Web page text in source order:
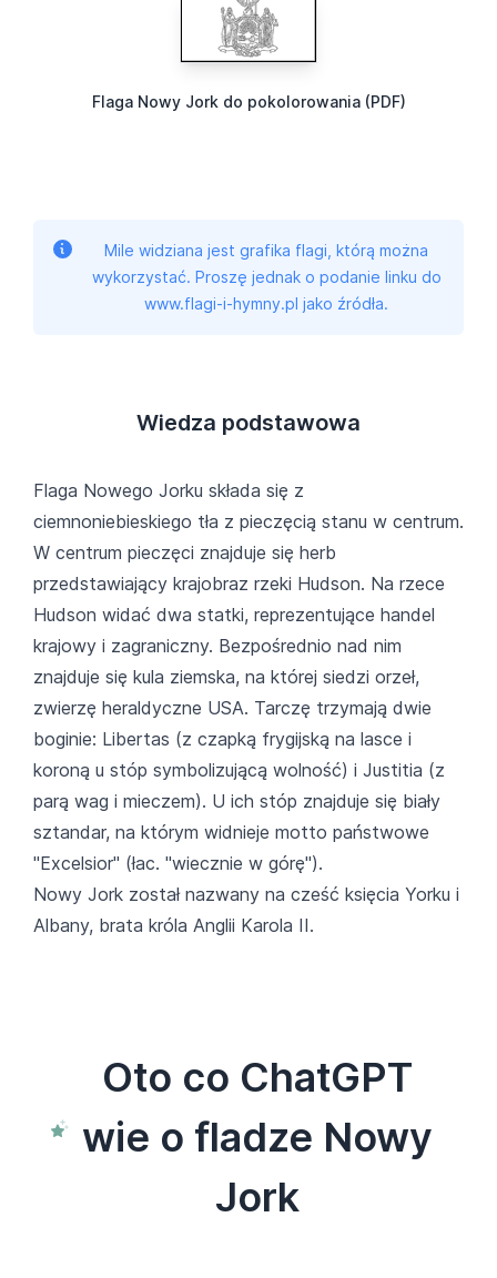
Flaga Nowy Jork do pokolorowania (PDF)
Mile widziana jest grafika flagi, którą można
wykorzystać. Proszę jednak o podanie linku do
www.flagi-i-hymny.pl jako źródła.
Wiedza podstawowa
Flaga Nowego Jorku składa się z
ciemnoniebieskiego tła z pieczęcią stanu w centrum.
W centrum pieczęci znajduje się herb
przedstawiający krajobraz rzeki Hudson. Na rzece
Hudson widać dwa statki, reprezentujące handel
krajowy i zagraniczny. Bezpośrednio nad nim
znajduje się kula ziemska, na której siedzi orzeł,
zwierzę heraldyczne USA. Tarczę trzymają dwie
boginie: Libertas (z czapką frygijską na lasce i
koroną u stóp symbolizującą wolność) i Justitia (z
parą wag i mieczem). U ich stóp znajduje się biały
sztandar, na którym widnieje motto państwowe
"Excelsior" (łac. "wiecznie w górę").
Nowy Jork został nazwany na cześć księcia Yorku i
Albany, brata króla Anglii Karola II.
Oto co ChatGPT
wie o fladze Nowy
Jork